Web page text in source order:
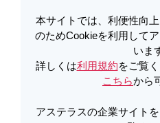
製品
本サイトでは、利便性向
のためCookieを利用して
いま
詳しくは利用規約をご覧
こちらから
アステラスの企業サイト